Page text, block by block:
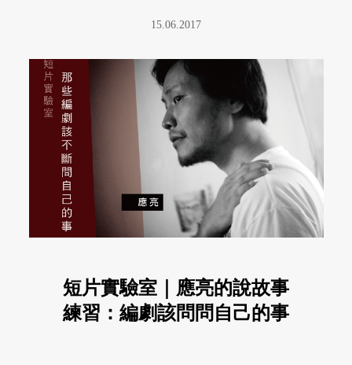
15.06.2017
短片實驗室｜應亮的說故事
練習：編劇該問問自己的事